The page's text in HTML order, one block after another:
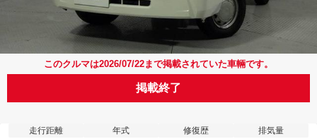
このクルマは2026/07/22まで掲載されていた車輛です。
掲載終了
走行距離 年式 修復歴 排気量